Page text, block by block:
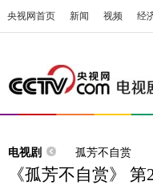
央视网首页 新闻 视频 经
电视剧 孤芳不自赏
《孤芳不自赏》